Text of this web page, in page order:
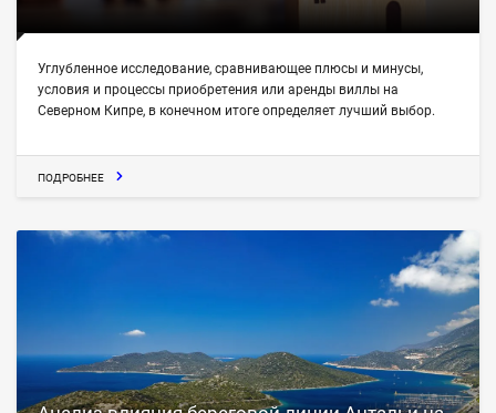
Углубленное исследование, сравнивающее плюсы и минусы,
условия и процессы приобретения или аренды виллы на
Северном Кипре, в конечном итоге определяет лучший выбор.
ПОДРОБНЕЕ